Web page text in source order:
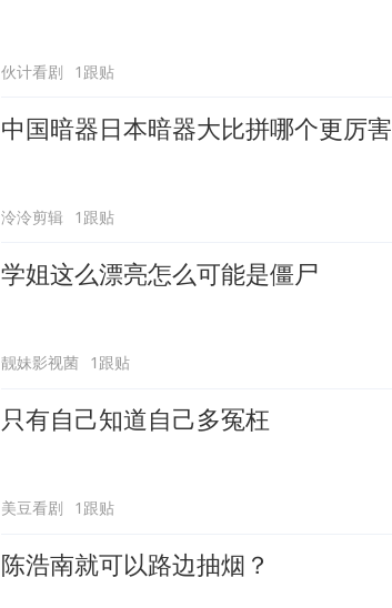
伙计看剧 1跟贴
中国暗器日本暗器大比拼哪个更厉害
泠泠剪辑 1跟贴
学姐这么漂亮怎么可能是僵尸
靓妹影视菌 1跟贴
只有自己知道自己多冤枉
美豆看剧 1跟贴
陈浩南就可以路边抽烟？